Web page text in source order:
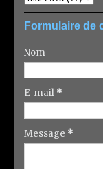
Formulaire de
Nom
E-mail *
Message *